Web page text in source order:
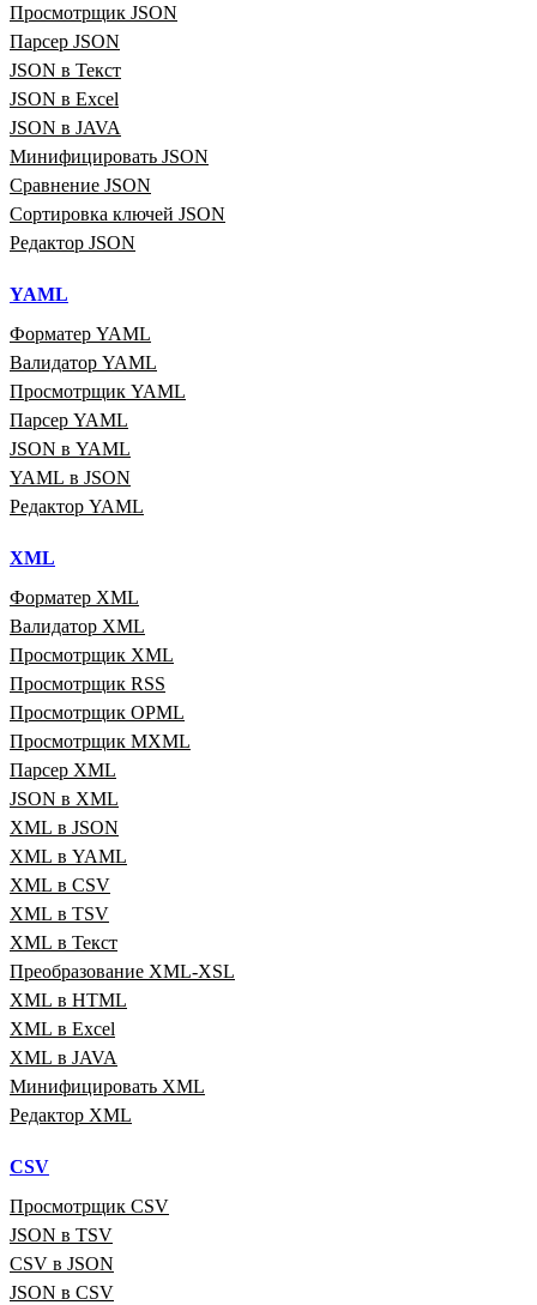
Просмотрщик JSON
Парсер JSON
JSON в Текст
JSON в Excel
JSON в JAVA
Минифицировать JSON
Сравнение JSON
Сортировка ключей JSON
Редактор JSON
YAML
Форматер YAML
Валидатор YAML
Просмотрщик YAML
Парсер YAML
JSON в YAML
YAML в JSON
Редактор YAML
XML
Форматер XML
Валидатор XML
Просмотрщик XML
Просмотрщик RSS
Просмотрщик OPML
Просмотрщик MXML
Парсер XML
JSON в XML
XML в JSON
XML в YAML
XML в CSV
XML в TSV
XML в Текст
Преобразование XML‑XSL
XML в HTML
XML в Excel
XML в JAVA
Минифицировать XML
Редактор XML
CSV
Просмотрщик CSV
JSON в TSV
CSV в JSON
JSON в CSV